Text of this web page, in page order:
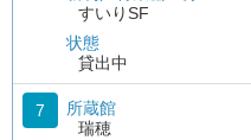
すいりSF
状態
貸出中
7
所蔵館
瑞穂